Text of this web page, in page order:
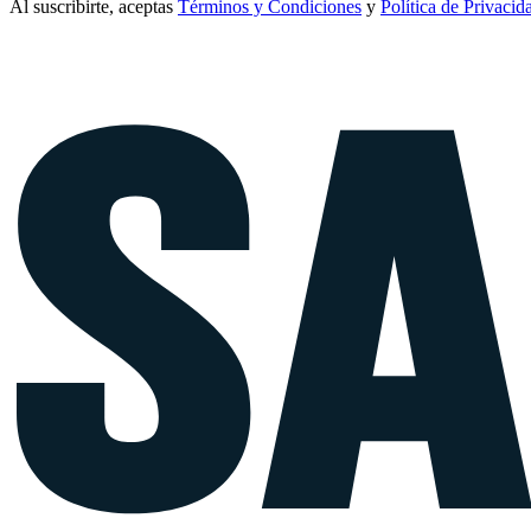
Al suscribirte, aceptas Términos y Condiciones y Política de